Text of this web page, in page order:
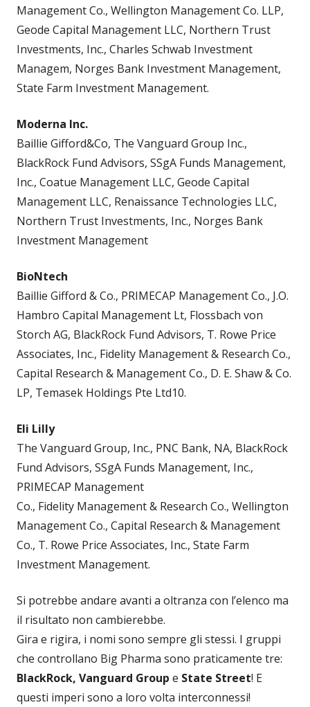
Management Co., Wellington Management Co. LLP,
Geode Capital Management LLC, Northern Trust
Investments, Inc., Charles Schwab Investment
Managem, Norges Bank Investment Management,
State Farm Investment Management.
Moderna Inc.
Baillie Gifford&Co, The Vanguard Group Inc.,
BlackRock Fund Advisors, SSgA Funds Management,
Inc., Coatue Management LLC, Geode Capital
Management LLC, Renaissance Technologies LLC,
Northern Trust Investments, Inc., Norges Bank
Investment Management
BioNtech
Baillie Gifford & Co., PRIMECAP Management Co., J.O.
Hambro Capital Management Lt, Flossbach von
Storch AG, BlackRock Fund Advisors, T. Rowe Price
Associates, Inc., Fidelity Management & Research Co.,
Capital Research & Management Co., D. E. Shaw & Co.
LP, Temasek Holdings Pte Ltd10.
Eli Lilly
The Vanguard Group, Inc., PNC Bank, NA, BlackRock
Fund Advisors, SSgA Funds Management, Inc.,
PRIMECAP Management
Co., Fidelity Management & Research Co., Wellington
Management Co., Capital Research & Management
Co., T. Rowe Price Associates, Inc., State Farm
Investment Management.
Si potrebbe andare avanti a oltranza con l’elenco ma
il risultato non cambierebbe.
Gira e rigira, i nomi sono sempre gli stessi. I gruppi
che controllano Big Pharma sono praticamente tre:
BlackRock, Vanguard Group e State Street! E
questi imperi sono a loro volta interconnessi!